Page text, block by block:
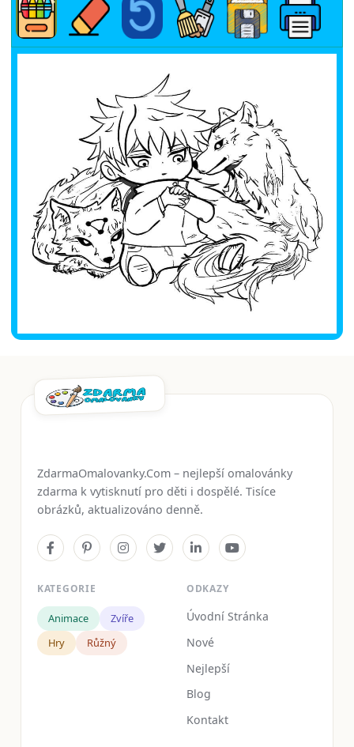
ZdarmaOmalovanky.Com – nejlepší omalovánky
zdarma k vytisknutí pro děti i dospělé. Tisíce
obrázků, aktualizováno denně.
KATEGORIE
Animace
Zvíře
Hry
Růžný
ODKAZY
Úvodní Stránka
Nové
Nejlepší
Blog
Kontakt